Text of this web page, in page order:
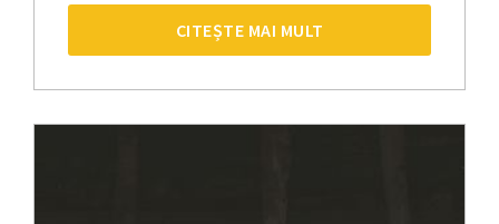
CITEȘTE MAI MULT